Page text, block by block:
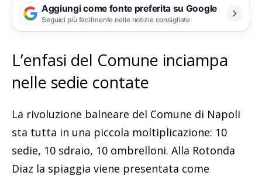
Aggiungi come fonte preferita su Google
Seguici più facilmente nelle notizie consigliate
L’enfasi del Comune inciampa
nelle sedie contate
La rivoluzione balneare del Comune di Napoli
sta tutta in una piccola moltiplicazione: 10
sedie, 10 sdraio, 10 ombrelloni. Alla Rotonda
Diaz la spiaggia viene presentata come